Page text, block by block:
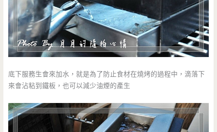
底下服務生會來加水，就是為了防止食材在燒烤的過程中，滴落下
來會沾粘到鐵板，也可以減少油煙的產生